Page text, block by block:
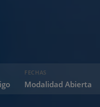
FECHAS
Modalidad Abierta